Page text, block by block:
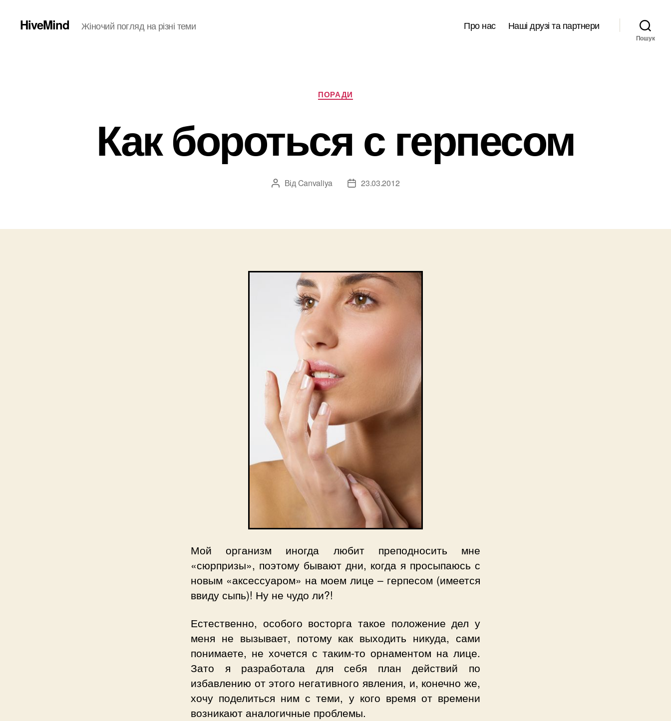
HiveMind Жіночий погляд на різні теми Про нас Наші друзі та партнери
Пошук
Категорії
ПОРАДИ
Как бороться с герпесом
Автор
Від Canvaliya
Дата23.03.2012
Мой организм иногда любит преподносить мне
«сюрпризы», поэтому бывают дни, когда я просыпаюсь с
новым «аксессуаром» на моем лице – герпесом (имеется
ввиду сыпь)! Ну не чудо ли?!
Естественно, особого восторга такое положение дел у
меня не вызывает, потому как выходить никуда, сами
понимаете, не хочется с таким-то орнаментом на лице.
Зато я разработала для себя план действий по
избавлению от этого негативного явления, и, конечно же,
хочу поделиться ним с теми, у кого время от времени
возникают аналогичные проблемы.